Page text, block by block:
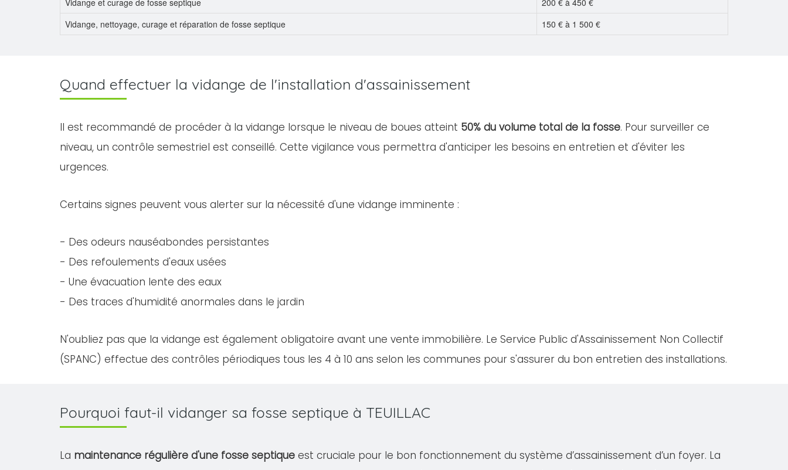
Vidange et curage de fosse septique
200 € à 450 €
Vidange, nettoyage, curage et réparation de fosse septique
150 € à 1 500 €
Quand effectuer la vidange de l'installation d'assainissement
Il est recommandé de procéder à la vidange lorsque le niveau de boues atteint 50% du volume total de la fosse. Pour surveiller ce
niveau, un contrôle semestriel est conseillé. Cette vigilance vous permettra d'anticiper les besoins en entretien et d'éviter les
urgences.
Certains signes peuvent vous alerter sur la nécessité d'une vidange imminente :
- Des odeurs nauséabondes persistantes
- Des refoulements d'eaux usées
- Une évacuation lente des eaux
- Des traces d'humidité anormales dans le jardin
N'oubliez pas que la vidange est également obligatoire avant une vente immobilière. Le Service Public d'Assainissement Non Collectif
(SPANC) effectue des contrôles périodiques tous les 4 à 10 ans selon les communes pour s'assurer du bon entretien des installations.
Pourquoi faut-il vidanger sa fosse septique à TEUILLAC
La maintenance régulière d'une fosse septique est cruciale pour le bon fonctionnement du système d’assainissement d’un foyer. La